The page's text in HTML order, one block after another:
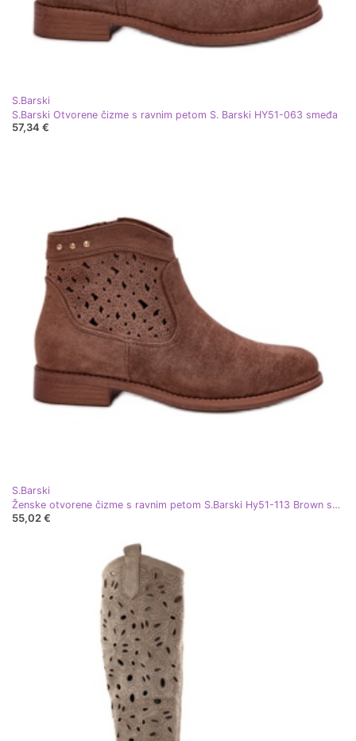
S.Barski
S.Barski Otvorene čizme s ravnim petom S. Barski HY51-063 smeđa
57,34 €
S.Barski
Ženske otvorene čizme s ravnim petom S.Barski Hy51-113 Brown smeđa
55,02 €